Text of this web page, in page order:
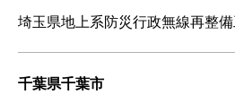
埼玉県地上系防災行政無線再整
千葉県千葉市